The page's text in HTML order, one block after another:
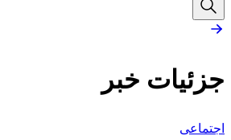
جزئیات خبر
اجتماعی